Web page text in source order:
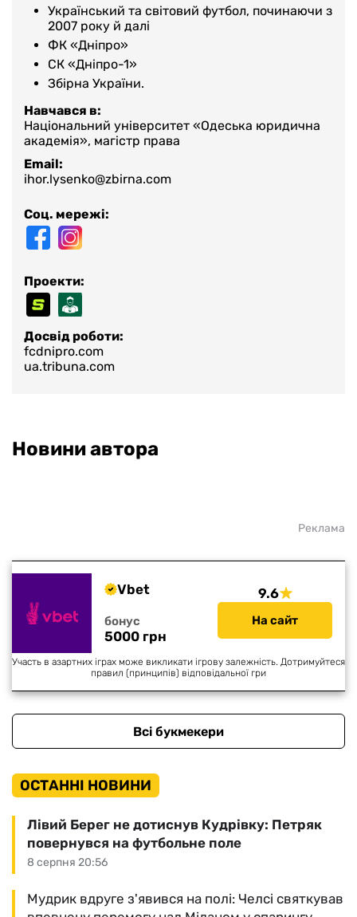
Український та світовий футбол, починаючи з
2007 року й далі
ФК «Дніпро»
СК «Дніпро-1»
Збірна України.
Навчався в:
Національний університет «Одеська юридична
академія», магістр права
Email:
ihor.lysenko@zbirna.com
Соц. мережі:
Проекти:
Досвід роботи:
fcdnipro.com
ua.tribuna.com
Новини автора
Реклама
Vbet
бонус
5000 грн
9.6
На сайт
Участь в азартних іграх може викликати ігрову залежність. Дотримуйтеся
правил (принципів) відповідальної гри
Всі букмекери
ОСТАННІ НОВИНИ
8 серпня 20:56
Лівий Берег не дотиснув Кудрівку: Петряк
повернувся на футбольне поле
Мудрик вдруге з'явився на полі: Челсі святкував